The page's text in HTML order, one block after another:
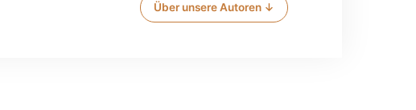
Über unsere Autoren ↓